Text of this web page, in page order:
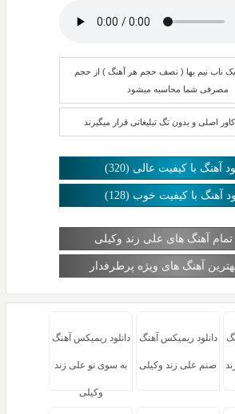
ناب نیم بها ( نصف حجم هر آهنگ ) از حجم
مصرفی شما محاسبه میشود
اصلی و بدون تگ تبلیغاتی قرار میگیرند
آهنگ با کیفیت عالی (320)
آهنگ با کیفیت خوب (128)
تمام آهنگ های علی زند وکیلی
بهترین آهنگ های ویژه پرطرفدار
دانلود ریمیکس آهنگ
صنم علی زند وکیلی
دانلود ریمیکس آهنگ
به سوی تو علی زند
وکیلی